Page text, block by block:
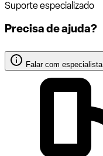
Suporte especializado
Precisa de ajuda?
Falar com especialista